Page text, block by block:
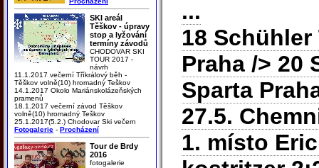
SKI areál
Těškov - úpravy
stop a lyžování
termíny závodů
CHODOVAR SKI
TOUR 2017 -
návrh
11.1.2017 večerní Tříkrálový běh -
Těškov volně(10) hromadný Teškov
14.1.2017 Okolo Mariánskolázeňských
pramenů
18.1.2017 večerní závod Těškov
volně(10) hromadný Teškov
25.1.2017(5.2.) Chodovar Ski večern
Fotogalerie - Procházení
Tour de Brdy
2016
fotogalerie
...
18
Praha /> 20
Sparta
27.5.
1. místo